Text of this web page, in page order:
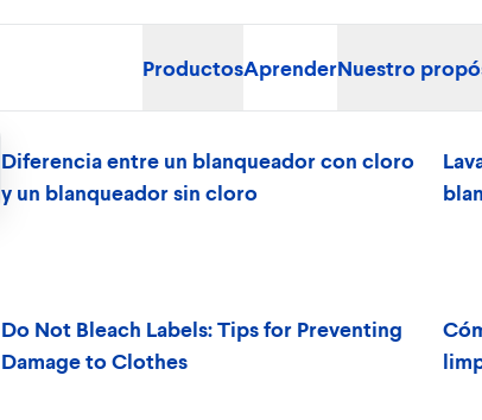
ProductosAprenderNuestro
Diferencia entre un blanqueador con cloro
y un blanqueador sin cloro
Do Not Bleach Labels: Tips for Preventing
Damage to Clothes